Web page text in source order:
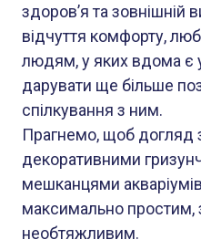
здоров’я та зовнішній
відчуття комфорту,
людям, у яких вдома є
дарувати ще більше
спілкування з ним.
Прагнемо, щоб догляд
декоративними
мешканцями акваріумів
максимально простим,
необтяжливим.